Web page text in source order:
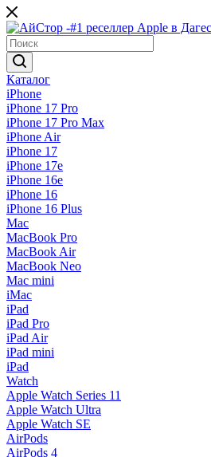
Каталог
iPhone
iPhone 17 Pro
iPhone 17 Pro Max
iPhone Air
iPhone 17
iPhone 17e
iPhone 16e
iPhone 16
iPhone 16 Plus
Mac
MacBook Pro
MacBook Air
MacBook Neo
Mac mini
iMac
iPad
iPad Pro
iPad Air
iPad mini
iPad
Watch
Apple Watch Series 11
Apple Watch Ultra
Apple Watch SE
AirPods
AirPods 4